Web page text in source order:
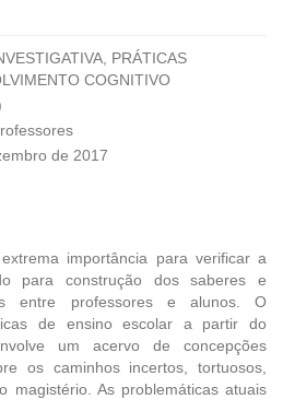
PRÁTICAS
COGNITIVO
de 2017
importância para verificar a
para construção dos saberes e
entre professores e alunos. O
de ensino escolar a partir do
um acervo de concepções
os caminhos incertos, tortuosos,
magistério. As problemáticas atuais